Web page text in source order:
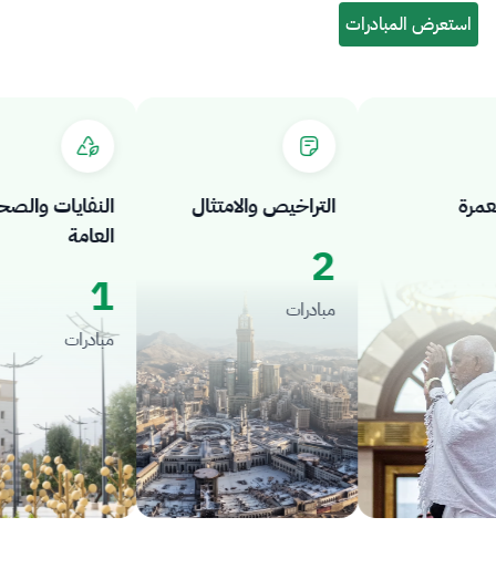
النفايات والصحة
العامة
1
مبادرات
التراخيص والامتثال
2
مبادرات